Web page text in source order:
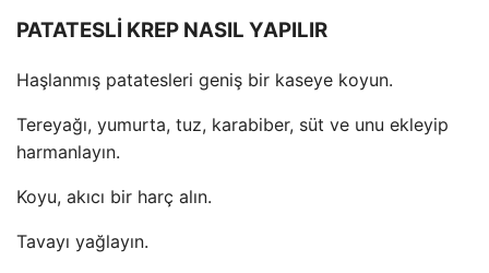
PATATESLİ KREP NASIL YAPILIR
Haşlanmış patatesleri geniş bir kaseye koyun.
Tereyağı, yumurta, tuz, karabiber, süt ve unu ekleyip
harmanlayın.
Koyu, akıcı bir harç alın.
Tavayı yağlayın.